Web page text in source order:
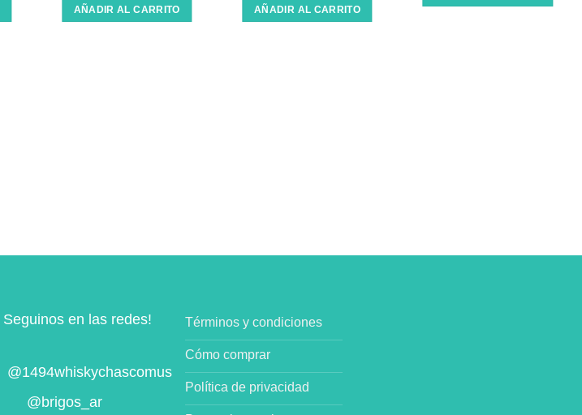
AÑADIR AL CARRITO AÑADIR AL CARRITO
Seguinos en las redes!
@1494whiskychascomus
@brigos_ar
Términos y condiciones
Cómo comprar
Política de privacidad